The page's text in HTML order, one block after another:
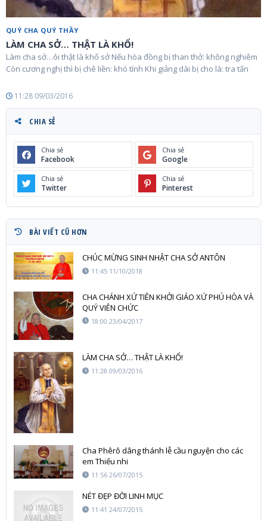
QUÝ CHA QUÝ THẦY
LÀM CHA SỞ… THẬT LÀ KHỔ!
Làm cha sở…ôi thật là khổ sở Nếu hòa đồng bị than thở: không nghiêm
Còn cương nghị thì bị chê liền: khó tính Khi giảng dài bị cho là: tra tấn
11:28 09/03/2016
CHIA SẺ
Chia sẻ
Facebook
Chia sẻ
Google
Chia sẻ
Twitter
Chia sẻ
Pinterest
BÀI VIẾT CŨ HƠN
CHÚC MỪNG SINH NHẬT CHA SỞ ANTÔN
11:45 11/10/2018
CHA CHÁNH XỨ TIÊN KHỞI GIÁO XỨ PHÚ HÒA VÀ
QUÝ VIÊN CHỨC
18:00 23/04/2017
LÀM CHA SỞ… THẬT LÀ KHỔ!
11:28 09/03/2016
Cha Phêrô dâng thánh lễ cầu nguyện cho các
em Thiếu nhi
11:56 26/07/2015
NÉT ĐẸP ĐỜI LINH MỤC
11:41 24/07/2015